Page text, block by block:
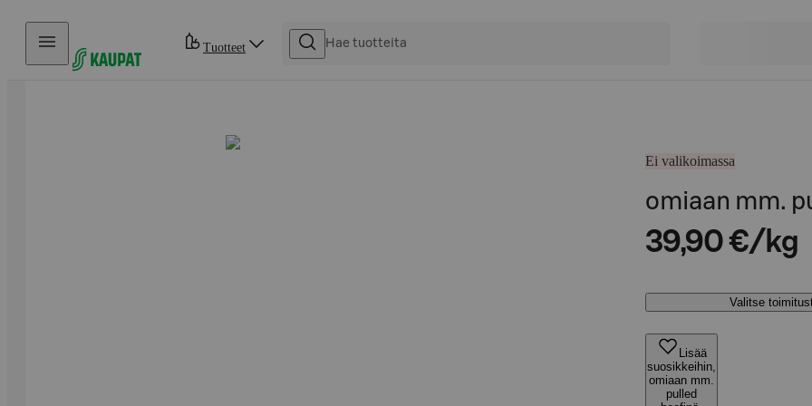
Hyppää sisältöön
Tuotteet
Ei valikoimassa
omiaan mm.
39,90 €/kg
Valitse
Lisää
suosikkeihin,
omiaan mm.
pulled